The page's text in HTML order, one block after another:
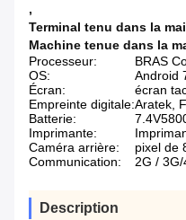
,
Terminal tenu dans la
Machine tenue dans la
Processeur:
BRAS
OS:
Android
Écran:
écran
Empreinte digitale:Aratek,
Batterie:
Imprimante:
Caméra arrière:
pixel de
Communication:
2G /
Description